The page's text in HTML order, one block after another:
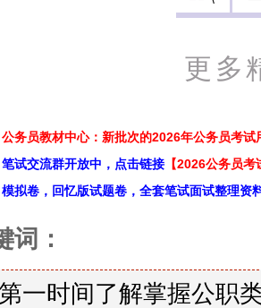
更多
公务员教材中心：新批次的2026年公务员考试
笔试交流群开放中，点击链接 【2026公务员
模拟卷，回忆版试题卷，全套笔试面试整理资
词：
第一时间了解掌握公职